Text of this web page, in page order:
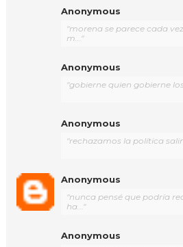
Anonymous
"morena se parece cada
m..."
Anonymous
"gobierne quien gobierne
Anonymous
"rechazamos la política
Anonymous
"nunca pensé que podría
ha..."
Anonymous